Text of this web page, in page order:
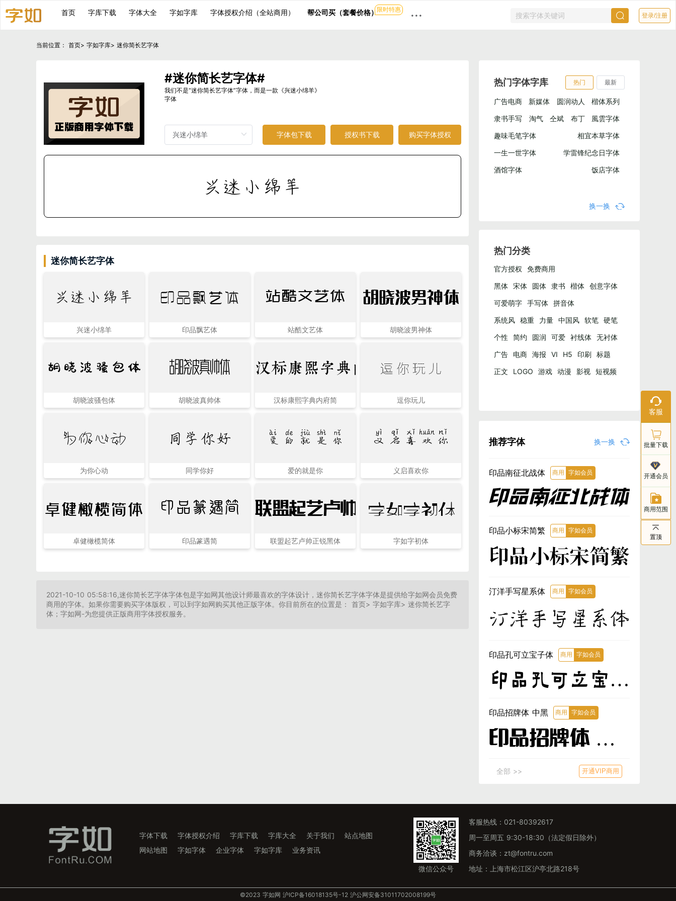
首页 字库下载 字体大全 字如字库 字体授权介绍（全站商用） 帮公司买（套餐价格）
限时特惠
··· 登录/注册
当前位置： 首页> 字如字库> 迷你简长艺字体
#迷你简长艺字体#
我们不是“迷你简长艺字体”字体，而是一款《兴迷小绵羊》
字体
字体包下载 授权书下载 购买字体授权
兴迷小绵羊
迷你简长艺字体
兴迷小绵羊
兴迷小绵羊
印品飘艺体
印品飘艺体
站酷文艺体
站酷文艺体
胡晓波男神体
胡晓波男神体
胡晓波骚包体
胡晓波骚包体
胡晓波真帅体
胡晓波真帅体
汉标康熙字典内府简
汉标康熙字典内府简
逗你玩儿
逗你玩儿
为你心动
为你心动
同学你好
同学你好
爱的就是你
爱的就是你
义启喜欢你
义启喜欢你
卓健橄榄简体
卓健橄榄简体
印品篆遇简
印品篆遇简
联盟起艺卢帅正锐黑体
联盟起艺卢帅正锐黑体
字如字初体
字如字初体
2021-10-10 05:58:16,迷你简长艺字体字体包是字如网其他设计师最喜欢的字体设计，迷你简长艺字体字体是提供给字如网会员免费
商用的字体。如果你需要购买字体版权，可以到字如网购买其他正版字体。你目前所在的位置是： 首页> 字如字库> 迷你简长艺字
体；字如网-为您提供正版商用字体授权服务。
热门字体字库 热门 最新
广告电商 新媒体 圆润动人
楷体系列
隶书手写
淘气 仝斌 布丁
風雲字体
趣味毛笔字体
相宜本草字体
一生一世字体
学雷锋纪念日字体
酒馆字体
饭店字体
换一换
热门分类
官方授权
免费商用
黑体 宋体 圆体 隶书 楷体 创意字体
可爱萌字 手写体 拼音体
系统风 稳重 力量 中国风 软笔 硬笔
个性
简约 圆润 可爱 衬线体 无衬体
广告
电商 海报 VI H5 印刷 标题
正文
LOGO 游戏 动漫 影视 短视频
推荐字体 换一换
印品南征北战体 商用 字如会员
印品南征北战体
印品小标宋简繁 商用 字如会员
印品小标宋简繁
汀洋手写星系体 商用 字如会员
汀洋手写星系体
印品孔可立宝子体 商用 字如会员
印品孔可立宝子
印品招牌体 中黑 商用 字如会员
印品招牌体 中
黑
全部 >> 开通VIP商用
字体下载 字体授权介绍 字库下载 字库大全 关于我们
站点地图
网站地图
字如字体 企业字体 字如字库 业务资讯
微信公众号
客服热线：021-80392617
周一至周五 9:30-18:30（法定假日除外）
商务洽谈：zt@fontru.com
地址：上海市松江区沪亭北路218号
©️2023 字如网 沪ICP备16018135号-12 沪公网安备31011702008199号
客服
在线客服
工作日
客服电话
021-
批量下载
开通会员
商用范围
置顶